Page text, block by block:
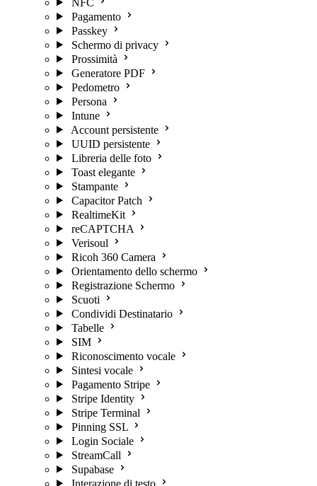
Pagamento
Passkey
Schermo di privacy
Prossimità
Generatore PDF
Pedometro
Persona
Intune
Account persistente
UUID persistente
Libreria delle foto
Toast elegante
Stampante
Capacitor Patch
RealtimeKit
reCAPTCHA
Verisoul
Ricoh 360 Camera
Orientamento dello schermo
Registrazione Schermo
Scuoti
Condividi Destinatario
Tabelle
SIM
Riconoscimento vocale
Sintesi vocale
Pagamento Stripe
Stripe Identity
Stripe Terminal
Pinning SSL
Login Sociale
StreamCall
Supabase
Interazione di testo